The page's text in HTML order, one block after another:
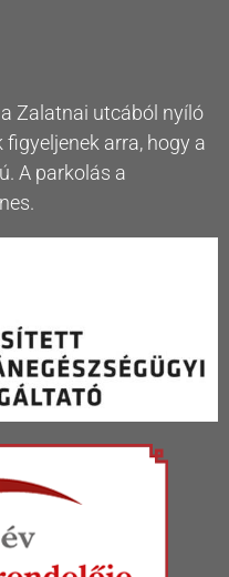
Zalatnai utcából nyíló
arra, hogy a
A parkolás a